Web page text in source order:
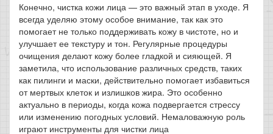
Конечно, чистка кожи лица — это важный этап в уходе. Я
всегда уделяю этому особое внимание, так как это
помогает не только поддерживать кожу в чистоте, но и
улучшает ее текстуру и тон. Регулярные процедуры
очищения делают кожу более гладкой и сияющей. Я
заметила, что использование различных средств, таких
как пилинги и маски, действительно помогает избавиться
от мертвых клеток и излишков жира. Это особенно
актуально в периоды, когда кожа подвергается стрессу
или изменению погодных условий. Немаловажную роль
играют инструменты для чистки лица